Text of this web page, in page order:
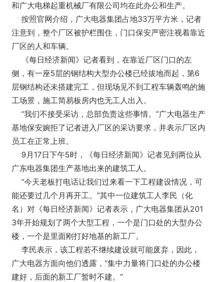
和广大电梯起重机械厂有限公司均在此办公和生产。
按照官网介绍，广大电器集团占地33万平方米，记者
注意到，整个厂区被护栏围住，门口保安严密注视着靠近
厂区的人和车辆。
《每日经济新闻》记者看到，在靠近厂区门口的左
侧，有一座5层的钢结构大型办公楼已经拔地而起，第6
层钢结构还未搭建完工，但现场见不到工程车辆轰鸣的施
工场景，施工简易板房内也无工人出入。
“我们不接受采访，总部负责这些事情。”广大电器生产
基地保安婉拒了记者进入厂区的采访要求，并表示厂区内
员工在正常上班。
9月17日下午5时，《每日经济新闻》记者见到两位从
广东电器集团生产基地出来的建筑工人。
“今天老板打电话让我们过来看一下工程建设情况，可
能还要过几个月再开工。”其中一位建筑工人李民（化
名）对《每日经济新闻》记者表示，广大电器集团从201
3年开始规划了两个大型工程，一个是门口处的大型办公
楼，一个是里面刚打好地基的新工厂。
李民表示，该工程若不继续建设就可能废弃，因此，
广大电器方面向他们透露，“集中力量将门口处的办公楼
建好，后面的新工厂暂时不建。”